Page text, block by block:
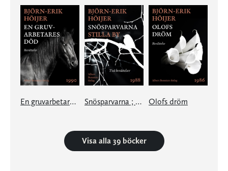
En gruvarbetares död Snösparvarna ; Stilla by Olofs dröm
Visa alla 39 böcker